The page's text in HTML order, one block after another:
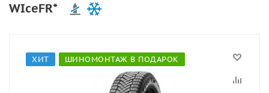
WIceFR*
ХИТ ШИНОМОНТАЖ В ПОДАРОК